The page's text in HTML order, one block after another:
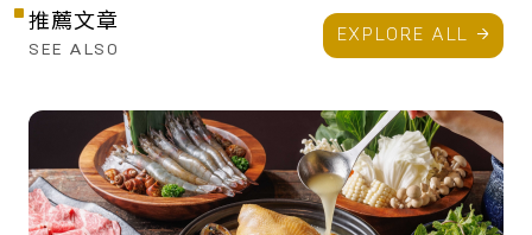
推薦文章
SEE ALSO
EXPLORE ALL